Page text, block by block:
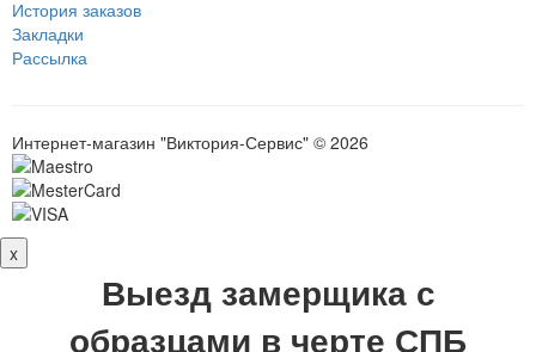
История заказов
Закладки
Рассылка
Интернет-магазин "Виктория-Сервис" © 2026
x
Выезд замерщика с
образцами в черте СПБ